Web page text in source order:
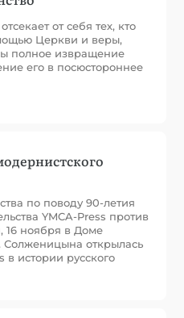
от себя тех, кто
Церкви и веры,
полное извращение
его в посюстороннее
по поводу 90-летия
YMCA-Press против
16 ноября в Доме
Солженицына открылась
в истории русского